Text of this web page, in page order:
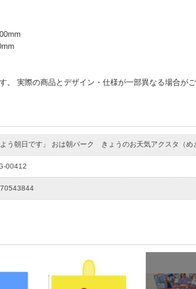
。 実際の商品とデザイン・仕様が一部異なる場合が
よう朝日です」 おは朝パーク きょうのお天気アクスタ（め
00412